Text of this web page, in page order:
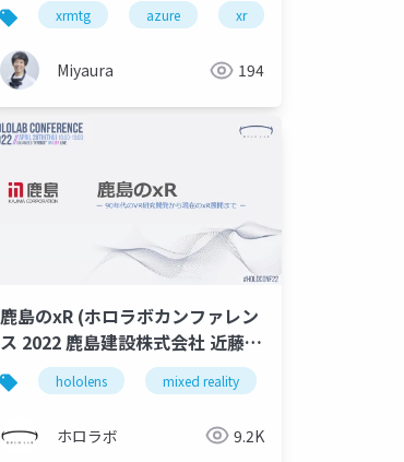
xrmtg azure xr
Miyaura 194
mrtk3
鹿島のxR (ホロラボカンファレン
ス 2022 鹿島建設株式会社 近藤様
発表スライド)
hololens mixed reality
ホロラボ 9.2K